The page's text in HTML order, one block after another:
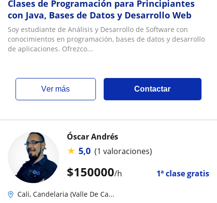
Clases de Programación para Principiantes
con Java, Bases de Datos y Desarrollo Web
Soy estudiante de Análisis y Desarrollo de Software con
conocimientos en programación, bases de datos y desarrollo
de aplicaciones. Ofrezco...
ver más Contactar
$150000/h 1ª clase gratis
Óscar Andrés
★ 5,0 (1 valoraciones)
Cali, Candelaria (Valle De Ca...